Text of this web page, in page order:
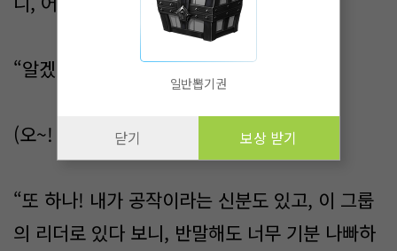
“알겠습니다. 그 말대로 하겠습니다.”
(오~! 허락했단 말이지? 계속해봐?)
“또 하나! 내가 공작이라는 신분도 있고, 이 그룹
의 리더로 있다 보니, 반말해도 너무 기분 나빠하
일반뽑기권
닫기 보상 받기